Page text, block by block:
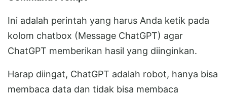
Ini adalah perintah yang harus Anda ketik pada
kolom chatbox (Message ChatGPT) agar
ChatGPT memberikan hasil yang diinginkan.
Harap diingat, ChatGPT adalah robot, hanya bisa
membaca data dan tidak bisa membaca